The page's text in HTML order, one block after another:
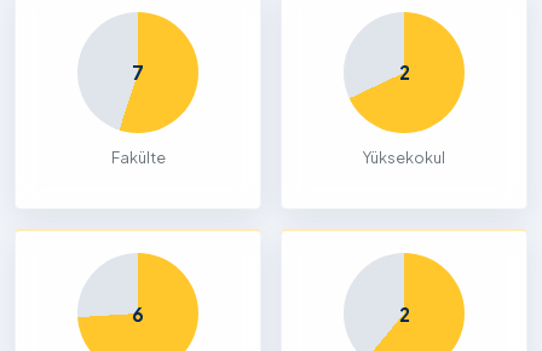
7
Fakülte
2
Yüksekokul
6 2